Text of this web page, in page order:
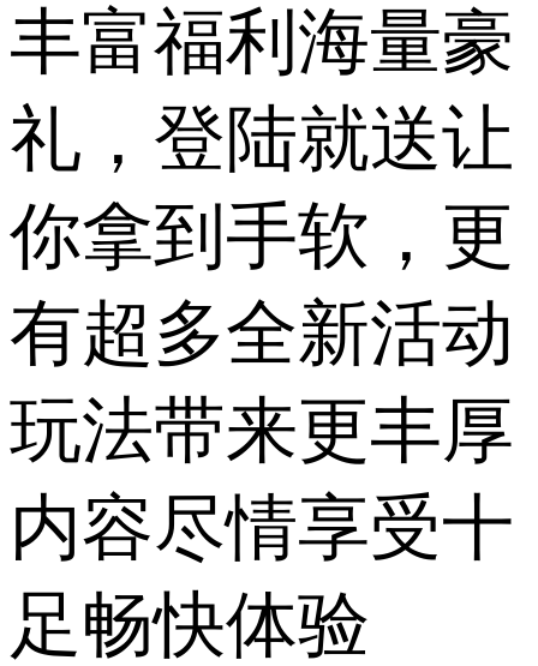
丰富福利海量豪
礼，登陆就送让
你拿到手软，更
有超多全新活动
玩法带来更丰厚
内容尽情享受十
足畅快体验